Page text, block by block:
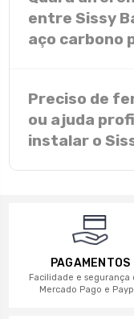
entre Sissy
aço carbono
Inox polido:
duradouro e alta
Aço carbono
pintura
Preciso de
ou ajuda
instalar o
PAGAMENTOS
Facilidade e segurança
Mercado Pago e